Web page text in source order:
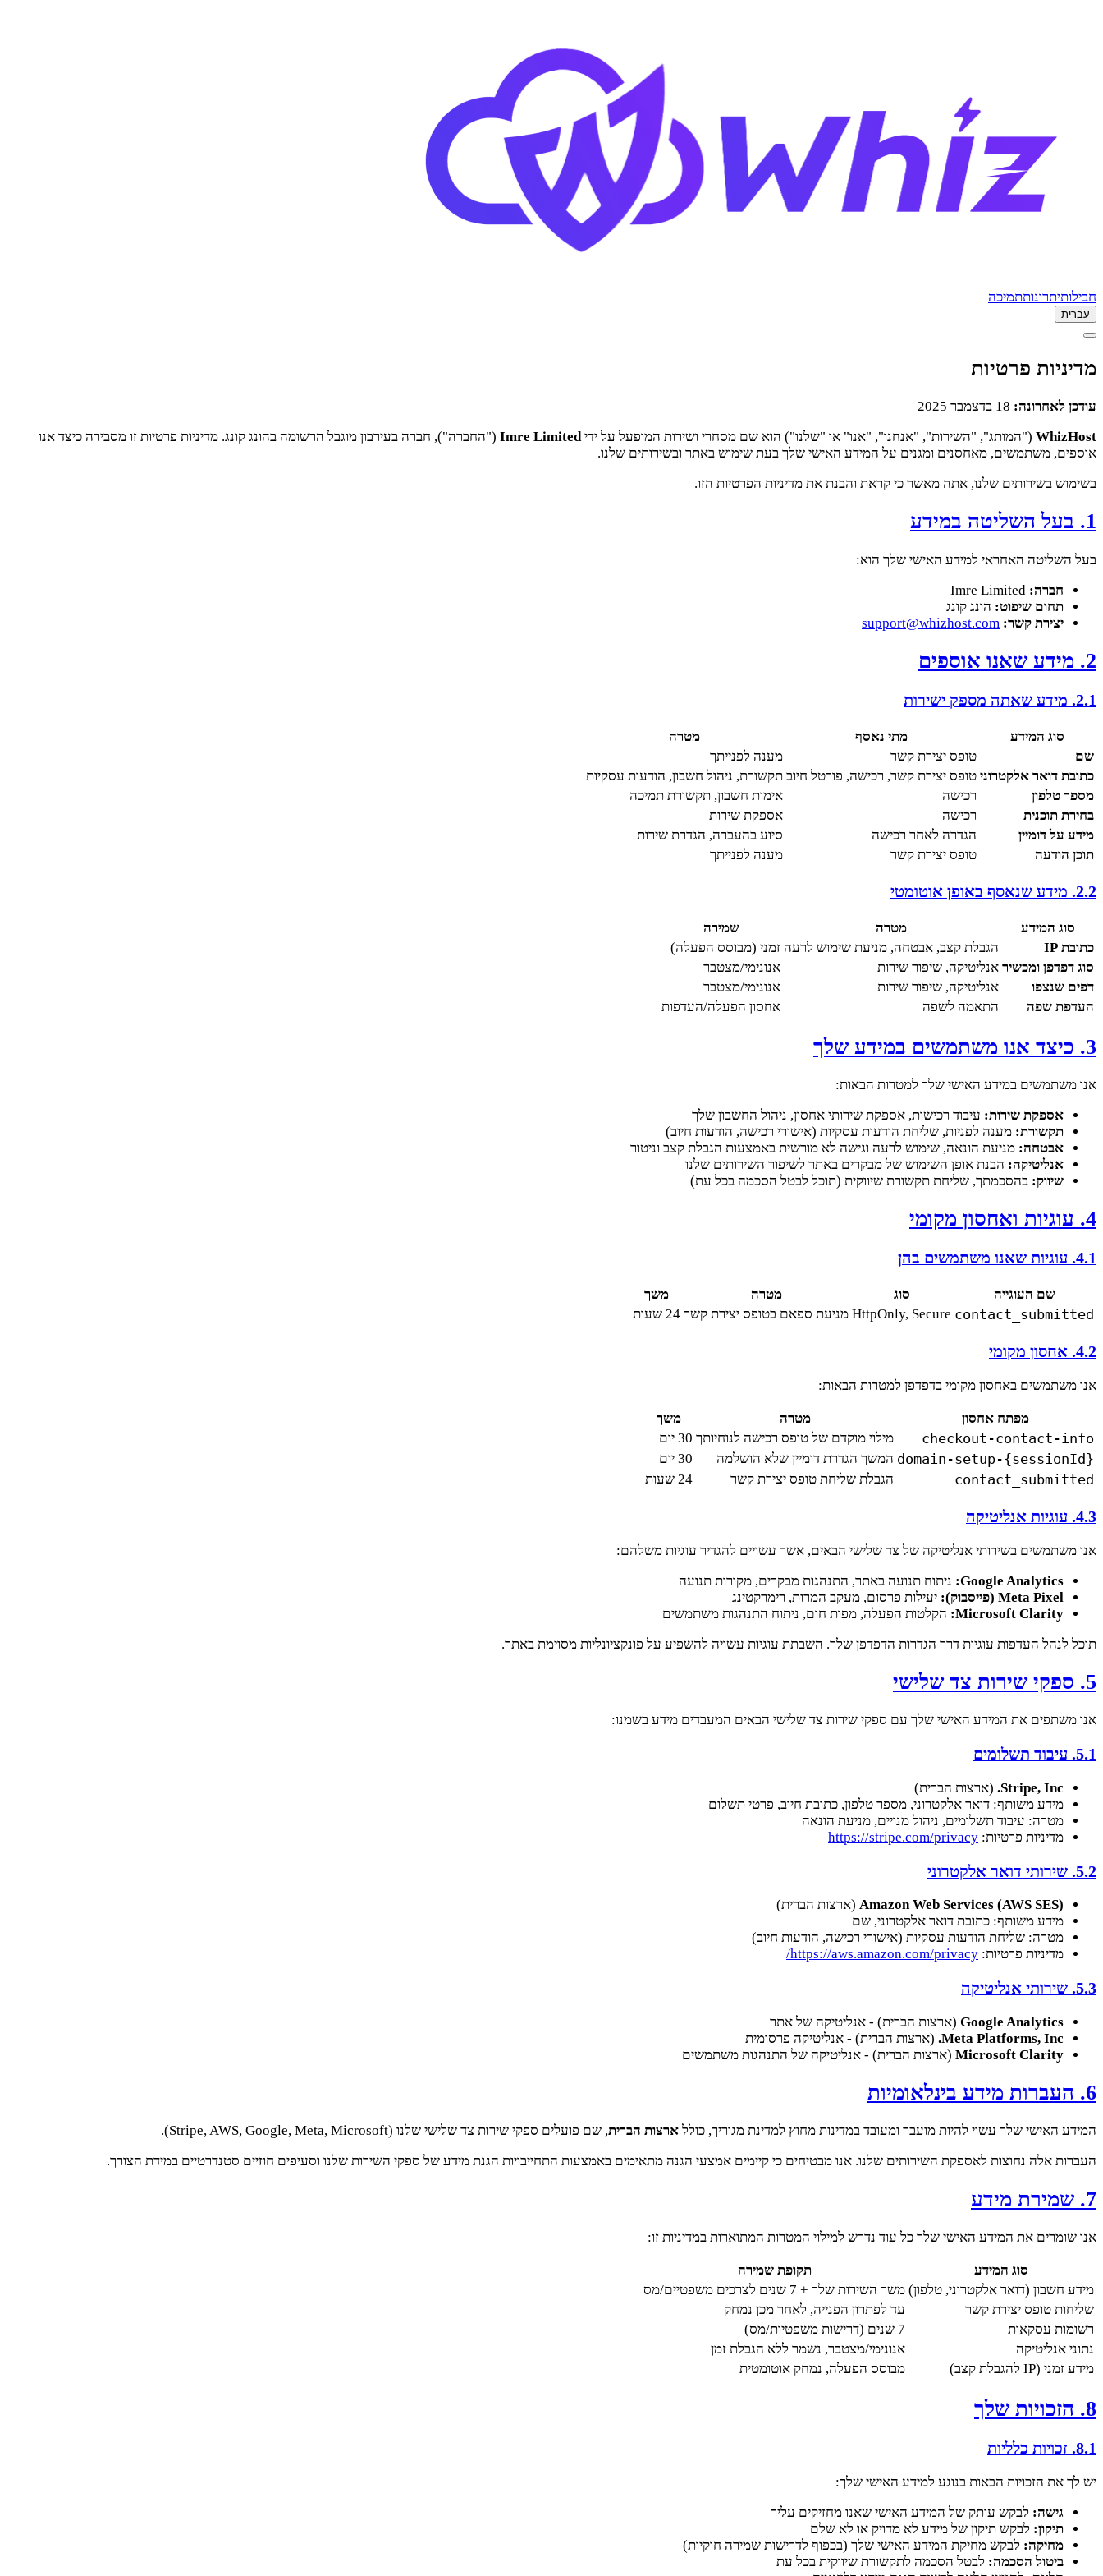
חבילותיתרונותתמיכה
עברית
מדיניות פרטיות
עודכן לאחרונה:
WhizHost ("המותג", "השירות", "אנחנו", "אנו" או "שלנו") הוא שם מסחרי ושירות המופעל על ידיImre Limited ("החברה"), חברה בעירבון מוגבל הרשומה בהונג קונג. מדיניות פרטיות זו מסבירה כיצד אנו
אוספים, משתמשים, מאחסנים ומגנים על המידע האישי שלך בעת שימוש באתר ובשירותים שלנו.
בשימוש בשירותים שלנו, אתה מאשר כי קראת והבנת את מדיניות הפרטיות הזו.
1. בעל השליטה במידע
בעל השליטה האחראי למידע האישי שלך הוא:
חברה:
תחום שיפוט: הונג קונג
יצירת קשר: support@whizhost.com
2. מידע שאנו אוספים
2.1. מידע שאתה מספק ישירות
סוג המידע מתי נאסף
מטרה
שם
טופס יצירת קשר
מענה לפנייתך
כתובת דואר אלקטרוני טופס יצירת קשר, רכישה, פורטל חיוב תקשורת, ניהול חשבון, הודעות עסקיות
מספר טלפון
רכישה
אימות חשבון, תקשורת תמיכה
בחירת תוכנית
רכישה
אספקת שירות
מידע על דומיין
הגדרה לאחר רכישה
סיוע בהעברה, הגדרת שירות
תוכן הודעה
טופס יצירת קשר מענה לפנייתך
2.2. מידע שנאסף באופן אוטומטי
סוג המידע מטרה
שמירה
כתובת IP
הגבלת קצב, אבטחה, מניעת שימוש לרעה זמני (מבוסס הפעלה)
סוג דפדפן ומכשיר אנליטיקה, שיפור שירות
אנונימי/מצטבר
דפים שנצפו
אנליטיקה, שיפור שירות
אנונימי/מצטבר
העדפת שפה
התאמה לשפה אחסון הפעלה/העדפות
3. כיצד אנו משתמשים במידע שלך
אנו משתמשים במידע האישי שלך למטרות הבאות:
אספקת שירות: עיבוד רכישות, אספקת שירותי אחסון, ניהול החשבון שלך
תקשורת: מענה לפניות, שליחת הודעות עסקיות (אישורי רכישה, הודעות חיוב)
אבטחה: מניעת הונאה, שימוש לרעה וגישה לא מורשית באמצעות הגבלת קצב וניטור
אנליטיקה: הבנת אופן השימוש של מבקרים באתר לשיפור השירותים שלנו
שיווק: בהסכמתך, שליחת תקשורת שיווקית (תוכל לבטל הסכמה בכל עת)
4. עוגיות ואחסון מקומי
4.1. עוגיות שאנו משתמשים בהן
שם העוגייה סוג מטרה משך
contact_submitted
HttpOnly, Secure מניעת ספאם בטופס יצירת קשר 24 שעות
4.2. אחסון מקומי
אנו משתמשים באחסון מקומי בדפדפן למטרות הבאות:
מפתח אחסון מטרה משך
checkout-contact-info מילוי מוקדם של טופס רכישה לנוחיותך 30 יום
domain-setup-{sessionId} המשך הגדרת דומיין שלא הושלמה 30 יום
contact_submitted הגבלת שליחת טופס יצירת קשר 24 שעות
4.3. עוגיות אנליטיקה
אנו משתמשים בשירותי אנליטיקה של צד שלישי הבאים, אשר עשויים להגדיר עוגיות משלהם:
Google Analytics: ניתוח תנועה באתר, התנהגות מבקרים, מקורות תנועה
Meta Pixel (פייסבוק):
יעילות פרסום, מעקב המרות, רימרקטינג
Microsoft Clarity: הקלטות הפעלה, מפות חום, ניתוח התנהגות משתמשים
תוכל לנהל העדפות עוגיות דרך הגדרות הדפדפן שלך. השבתת עוגיות עשויה להשפיע על פונקציונליות מסוימת באתר.
5. ספקי שירות צד שלישי
אנו משתפים את המידע האישי שלך עם ספקי שירות צד שלישי הבאים המעבדים מידע בשמנו:
5.1. עיבוד תשלומים
Stripe, Inc. (ארצות הברית)
מידע משותף: דואר אלקטרוני, מספר טלפון, כתובת חיוב, פרטי תשלום
מטרה: עיבוד תשלומים, ניהול מנויים, מניעת הונאה
מדיניות פרטיות: https://stripe.com/privacy
5.2. שירותי דואר אלקטרוני
Amazon Web Services (AWS SES) (ארצות הברית)
מידע משותף: כתובת דואר אלקטרוני, שם
מטרה: שליחת הודעות עסקיות (אישורי רכישה, הודעות חיוב)
מדיניות פרטיות: https://aws.amazon.com/privacy/
5.3. שירותי אנליטיקה
Google Analytics (ארצות הברית) - אנליטיקה של אתר
Meta Platforms, Inc. (ארצות הברית) - אנליטיקה פרסומית
Microsoft Clarity (ארצות הברית) - אנליטיקה של התנהגות משתמשים
6. העברות מידע בינלאומיות
המידע האישי שלך עשוי להיות מועבר ומעובד במדינות מחוץ למדינת מגוריך, כולל ארצות הברית, שם פועלים ספקי שירות צד שלישי שלנו (Stripe, AWS, Google, Meta, Microsoft).
העברות אלה נחוצות לאספקת השירותים שלנו. אנו מבטיחים כי קיימים אמצעי הגנה מתאימים באמצעות התחייבויות הגנת מידע של ספקי השירות שלנו וסעיפים חוזיים סטנדרטיים במידת הצורך.
7. שמירת מידע
אנו שומרים את המידע האישי שלך כל עוד נדרש למילוי המטרות המתוארות במדיניות זו:
סוג המידע
תקופת שמירה
מידע חשבון (דואר אלקטרוני, טלפון) משך השירות שלך + 7 שנים לצרכים משפטיים/מס
שליחות טופס יצירת קשר
עד לפתרון הפנייה, לאחר מכן נמחק
רשומות עסקאות
7 שנים (דרישות משפטיות/מס)
נתוני אנליטיקה
אנונימי/מצטבר, נשמר ללא הגבלת זמן
מידע זמני (IP להגבלת קצב)
מבוסס הפעלה, נמחק אוטומטית
8. הזכויות שלך
8.1. זכויות כלליות
יש לך את הזכויות הבאות בנוגע למידע האישי שלך:
גישה: לבקש עותק של המידע האישי שאנו מחזיקים עליך
תיקון: לבקש תיקון של מידע לא מדויק או לא שלם
מחיקה: לבקש מחיקת המידע האישי שלך (בכפוף לדרישות שמירה חוקיות)
ביטול הסכמה: לבטל הסכמה לתקשורת שיווקית בכל עת